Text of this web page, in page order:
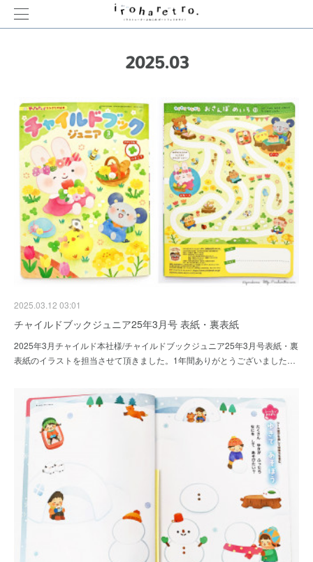
2025.03
2025.03.12 03:01
チャイルドブックジュニア25年3月号 表紙・裏表紙
2025年3月チャイルド本社様/チャイルドブックジュニア25年3月号表紙・裏
表紙のイラストを担当させて頂きました。1年間ありがとうございました…